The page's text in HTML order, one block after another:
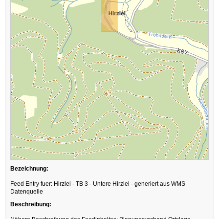
Bezeichnung:
Feed Entry fuer: Hirzlei - TB 3 - Untere Hirzlei - generiert aus WMS
Datenquelle
Beschreibung: